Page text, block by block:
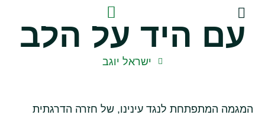
עם היד על הלב
ישראל יוגב
המגמה המתפתחת לנגד עינינו, של חזרה הדרגתית